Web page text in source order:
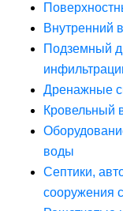
Внутренний
Подземный
Дренажные
Кровельный
воды
Септики,
сооружения